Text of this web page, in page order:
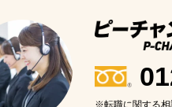
※転職に関する相